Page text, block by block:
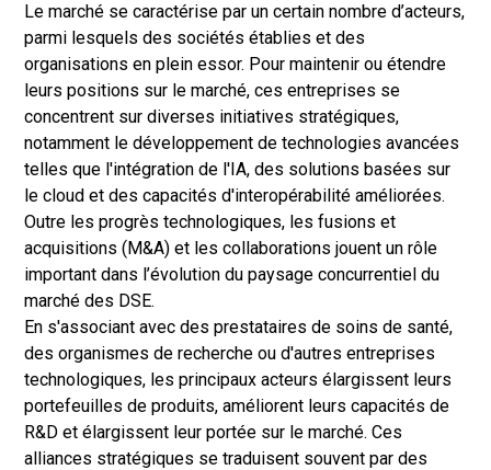
Le marché se caractérise par un certain nombre d’acteurs,
parmi lesquels des sociétés établies et des
organisations en plein essor. Pour maintenir ou étendre
leurs positions sur le marché, ces entreprises se
concentrent sur diverses initiatives stratégiques,
notamment le développement de technologies avancées
telles que l'intégration de l'IA, des solutions basées sur
le cloud et des capacités d'interopérabilité améliorées.
Outre les progrès technologiques, les fusions et
acquisitions (M&A) et les collaborations jouent un rôle
important dans l’évolution du paysage concurrentiel du
marché des DSE.
En s'associant avec des prestataires de soins de santé,
des organismes de recherche ou d'autres entreprises
technologiques, les principaux acteurs élargissent leurs
portefeuilles de produits, améliorent leurs capacités de
R&D et élargissent leur portée sur le marché. Ces
alliances stratégiques se traduisent souvent par des